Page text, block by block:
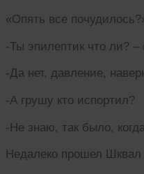
«Опять все
-Ты эпилептик что ли?
-Да нет, давление,
-А грушу кто испортил?
-Не знаю, так было,
Недалеко прошел Шквал